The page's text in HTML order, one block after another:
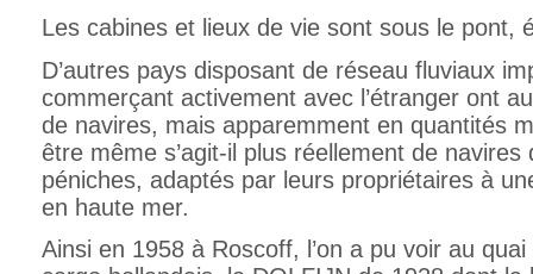
Les cabines et lieux de vie sont sous le pont,
D’autres pays disposant de réseau fluviaux
commerçant activement avec l’étranger ont
de navires, mais apparemment en quantités
être même s’agit-il plus réellement de
péniches, adaptés par leurs propriétaires à
en haute mer.
Ainsi en 1958 à Roscoff, l’on a pu voir au